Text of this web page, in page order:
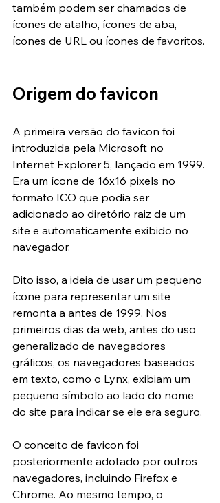
também podem ser chamados de
ícones de atalho, ícones de aba,
ícones de URL ou ícones de favoritos.
Origem do favicon
A primeira versão do favicon foi
introduzida pela Microsoft no
Internet Explorer 5, lançado em 1999.
Era um ícone de 16x16 pixels no
formato ICO que podia ser
adicionado ao diretório raiz de um
site e automaticamente exibido no
navegador.
Dito isso, a ideia de usar um pequeno
ícone para representar um site
remonta a antes de 1999. Nos
primeiros dias da web, antes do uso
generalizado de navegadores
gráficos, os navegadores baseados
em texto, como o Lynx, exibiam um
pequeno símbolo ao lado do nome
do site para indicar se ele era seguro.
O conceito de favicon foi
posteriormente adotado por outros
navegadores, incluindo Firefox e
Chrome. Ao mesmo tempo, o